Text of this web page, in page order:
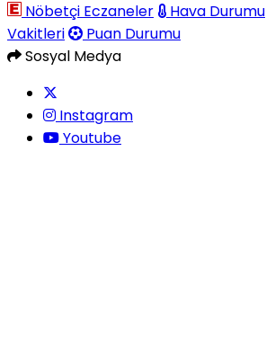
Nöbetçi Eczaneler
Hava Durumu
Vakitleri
Puan Durumu
Sosyal Medya
Instagram
Youtube